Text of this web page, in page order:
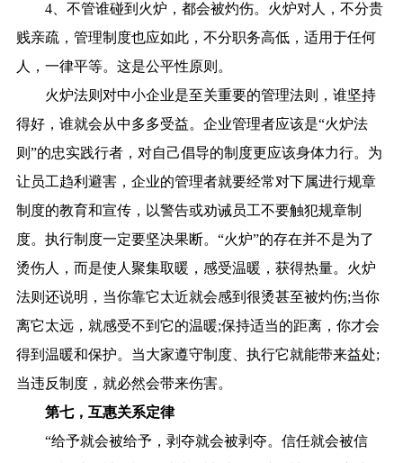
4、不管谁碰到火炉，都会被灼伤。火炉对人，不分贵
贱亲疏，管理制度也应如此，不分职务高低，适用于任何
人，一律平等。这是公平性原则。
火炉法则对中小企业是至关重要的管理法则，谁坚持
得好，谁就会从中多多受益。企业管理者应该是“火炉法
则”的忠实践行者，对自己倡导的制度更应该身体力行。为
让员工趋利避害，企业的管理者就要经常对下属进行规章
制度的教育和宣传，以警告或劝诫员工不要触犯规章制
度。执行制度一定要坚决果断。“火炉”的存在并不是为了
烫伤人，而是使人聚集取暖，感受温暖，获得热量。火炉
法则还说明，当你靠它太近就会感到很烫甚至被灼伤;当你
离它太远，就感受不到它的温暖;保持适当的距离，你才会
得到温暖和保护。当大家遵守制度、执行它就能带来益处;
当违反制度，就必然会带来伤害。
第七，互惠关系定律
“给予就会被给予，剥夺就会被剥夺。信任就会被信